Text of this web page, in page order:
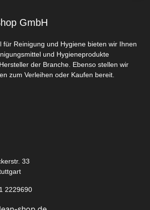
GmbH
für Reinigung und Hygiene bieten wir Ihnen
und Hygieneprodukte
der Branche. Ebenso stellen wir
zum Verleihen oder Kaufen bereit.
33
2229690